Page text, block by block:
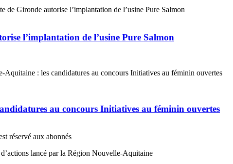
l’implantation de l’usine Pure Salmon
au concours Initiatives au féminin ouvertes
réservé aux abonnés